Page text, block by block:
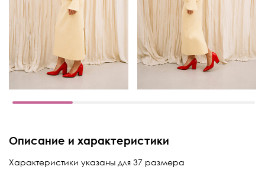
Описание и характеристики
Характеристики указаны для 37 размера